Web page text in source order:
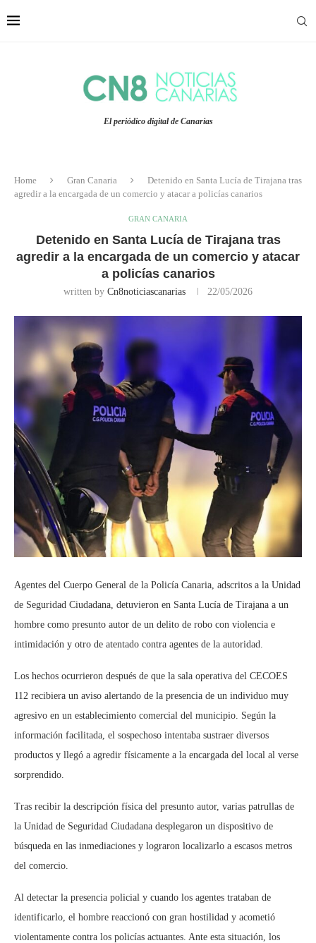
El periódico digital de Canarias
Home Gran Canaria
Detenido en Santa Lucía de Tirajana tras
agredir a la encargada de un comercio y atacar a policías canarios
GRAN CANARIA
Detenido en Santa Lucía de Tirajana tras
agredir a la encargada de un comercio y atacar
a policías canarios
written by Cn8noticiascanarias 22/05/2026
Agentes del Cuerpo General de la Policía Canaria, adscritos a la Unidad
de Seguridad Ciudadana, detuvieron en Santa Lucía de Tirajana a un
hombre como presunto autor de un delito de robo con violencia e
intimidación y otro de atentado contra agentes de la autoridad.
Los hechos ocurrieron después de que la sala operativa del CECOES
112 recibiera un aviso alertando de la presencia de un individuo muy
agresivo en un establecimiento comercial del municipio. Según la
información facilitada, el sospechoso intentaba sustraer diversos
productos y llegó a agredir físicamente a la encargada del local al verse
sorprendido.
Tras recibir la descripción física del presunto autor, varias patrullas de
la Unidad de Seguridad Ciudadana desplegaron un dispositivo de
búsqueda en las inmediaciones y lograron localizarlo a escasos metros
del comercio.
Al detectar la presencia policial y cuando los agentes trataban de
identificarlo, el hombre reaccionó con gran hostilidad y acometió
violentamente contra los policías actuantes. Ante esta situación, los